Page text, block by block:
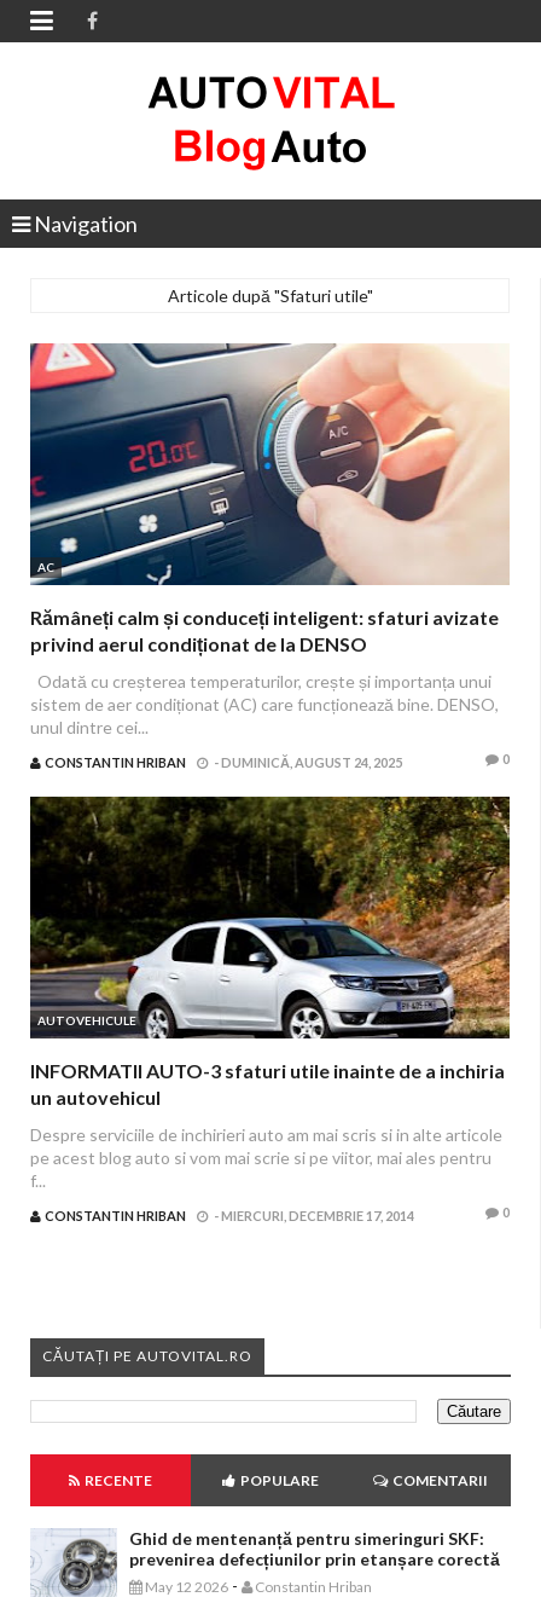

Navigation
Articole după "Sfaturi utile"
AC
Rămâneți calm și conduceți inteligent: sfaturi avizate
privind aerul condiționat de la DENSO
Odată cu creșterea temperaturilor, crește și importanța unui
sistem de aer condiționat (AC) care funcționează bine. DENSO,
unul dintre cei...
CONSTANTIN HRIBAN -DUMINICĂ, AUGUST 24, 2025 0
AUTOVEHICULE
INFORMATII AUTO-3 sfaturi utile inainte de a inchiria
un autovehicul
Despre serviciile de inchirieri auto am mai scris si in alte articole
pe acest blog auto si vom mai scrie si pe viitor, mai ales pentru
f...
CONSTANTIN HRIBAN -MIERCURI, DECEMBRIE 17, 2014 0
CĂUTAȚI PE AUTOVITAL.RO
RECENTE POPULARE COMENTARII
Ghid de mentenanță pentru simeringuri SKF:
prevenirea defecțiunilor prin etanșare corectă
May 12 2026 - Constantin Hriban